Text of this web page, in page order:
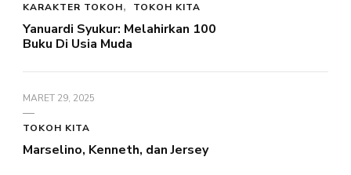
KARAKTER TOKOH TOKOH KITA
Yanuardi Syukur: Melahirkan 100
Buku Di Usia Muda
MARET 29, 2025
TOKOH KITA
Marselino, Kenneth, dan Jersey